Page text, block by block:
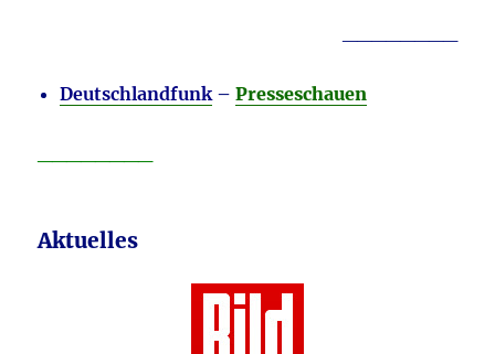
Deutschlandfunk–Presseschauen
Aktuelles